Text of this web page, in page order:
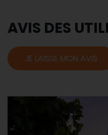
AVIS DES
JE LAISSE MON AVIS